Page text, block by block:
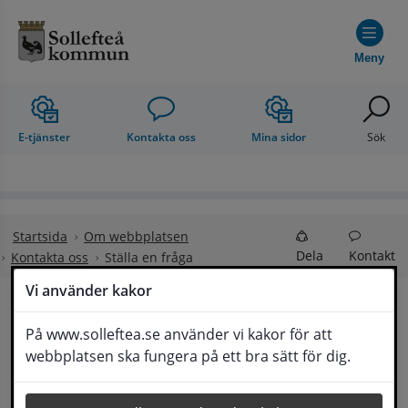
Vi använder kakor
På www.solleftea.se använder vi kakor för att
webbplatsen ska fungera på ett bra sätt för dig.
Meny
E-tjänster Kontakta oss Mina sidor Sök
Startsida
Om webbplatsen
Kontakta oss
Ställa en fråga Dela Kontakt
Ställa en fråga
Om din fråga är omfattande kan det bli aktuellt